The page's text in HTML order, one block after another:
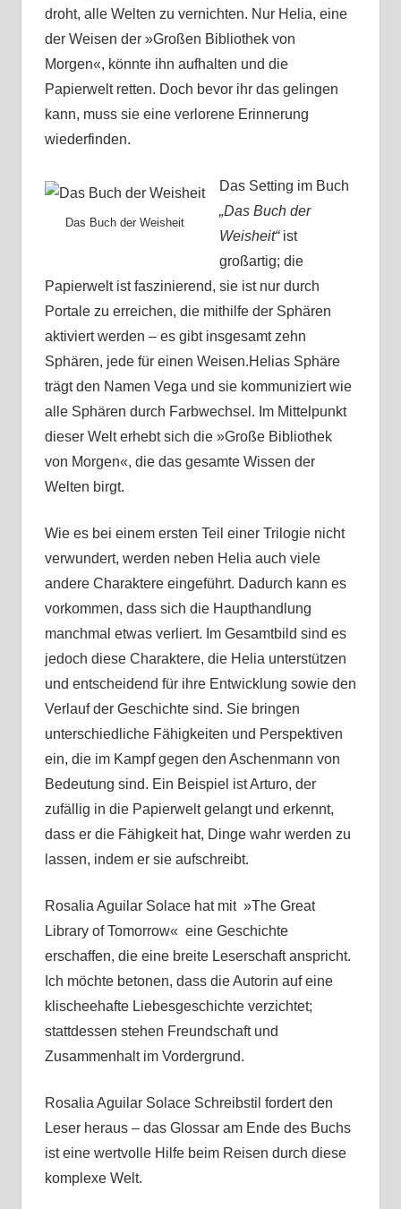
droht, alle Welten zu vernichten. Nur Helia, eine
der Weisen der »Großen Bibliothek von
Morgen«, könnte ihn aufhalten und die
Papierwelt retten. Doch bevor ihr das gelingen
kann, muss sie eine verlorene Erinnerung
wiederfinden.
Das Buch der Weisheit
Das Setting im Buch
„Das Buch der
Weisheit“ ist
großartig; die
Papierwelt ist faszinierend, sie ist nur durch
Portale zu erreichen, die mithilfe der Sphären
aktiviert werden – es gibt insgesamt zehn
Sphären, jede für einen Weisen.Helias Sphäre
trägt den Namen Vega und sie kommuniziert wie
alle Sphären durch Farbwechsel. Im Mittelpunkt
dieser Welt erhebt sich die »Große Bibliothek
von Morgen«, die das gesamte Wissen der
Welten birgt.
Wie es bei einem ersten Teil einer Trilogie nicht
verwundert, werden neben Helia auch viele
andere Charaktere eingeführt. Dadurch kann es
vorkommen, dass sich die Haupthandlung
manchmal etwas verliert. Im Gesamtbild sind es
jedoch diese Charaktere, die Helia unterstützen
und entscheidend für ihre Entwicklung sowie den
Verlauf der Geschichte sind. Sie bringen
unterschiedliche Fähigkeiten und Perspektiven
ein, die im Kampf gegen den Aschenmann von
Bedeutung sind. Ein Beispiel ist Arturo, der
zufällig in die Papierwelt gelangt und erkennt,
dass er die Fähigkeit hat, Dinge wahr werden zu
lassen, indem er sie aufschreibt.
Rosalia Aguilar Solace hat mit »The Great
Library of Tomorrow« eine Geschichte
erschaffen, die eine breite Leserschaft anspricht.
Ich möchte betonen, dass die Autorin auf eine
klischeehafte Liebesgeschichte verzichtet;
stattdessen stehen Freundschaft und
Zusammenhalt im Vordergrund.
Rosalia Aguilar Solace Schreibstil fordert den
Leser heraus – das Glossar am Ende des Buchs
ist eine wertvolle Hilfe beim Reisen durch diese
komplexe Welt.